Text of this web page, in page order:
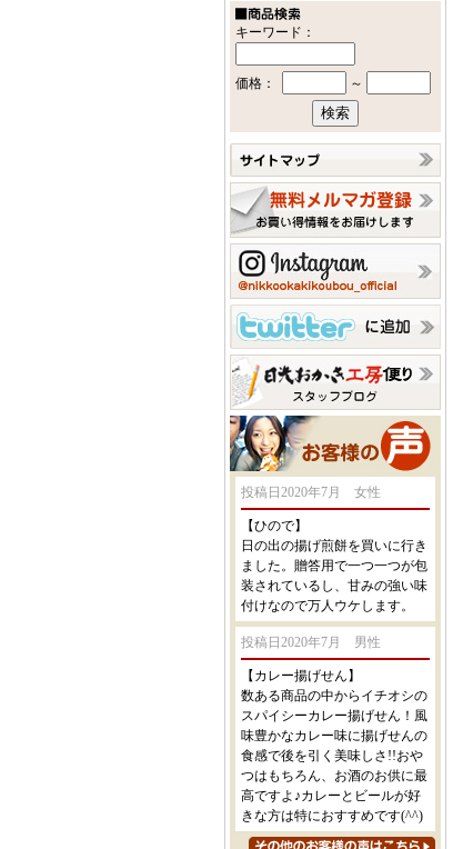
キーワード：
価格： ～
投稿日2020年7月 女性
【ひので】
日の出の揚げ煎餅を買いに行き
ました。贈答用で一つ一つが包
装されているし、甘みの強い味
付けなので万人ウケします。
投稿日2020年7月 男性
【カレー揚げせん】
数ある商品の中からイチオシの
スパイシーカレー揚げせん！風
味豊かなカレー味に揚げせんの
食感で後を引く美味しさ!!おや
つはもちろん、お酒のお供に最
高ですよ♪カレーとビールが好
きな方は特におすすめです(^^)